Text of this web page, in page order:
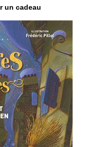
un cadeau